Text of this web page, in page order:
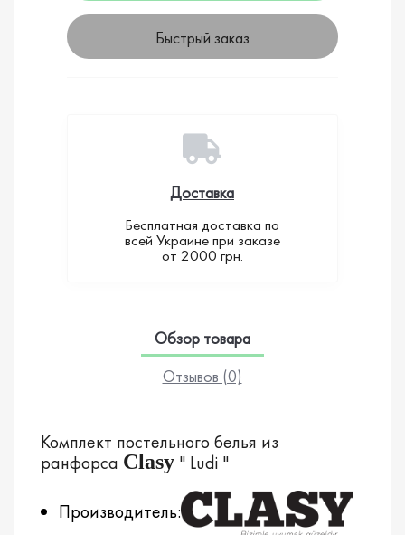
Быстрый заказ
Доставка
Бесплатная доставка по
всей Украине при заказе
от 2000 грн.
Обзор товара
Отзывов (0)
Комплект постельного белья из
ранфорса Clasy " Ludi "
Производитель: